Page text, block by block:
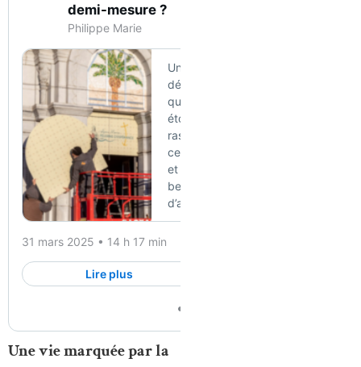
Une vie marquée par la